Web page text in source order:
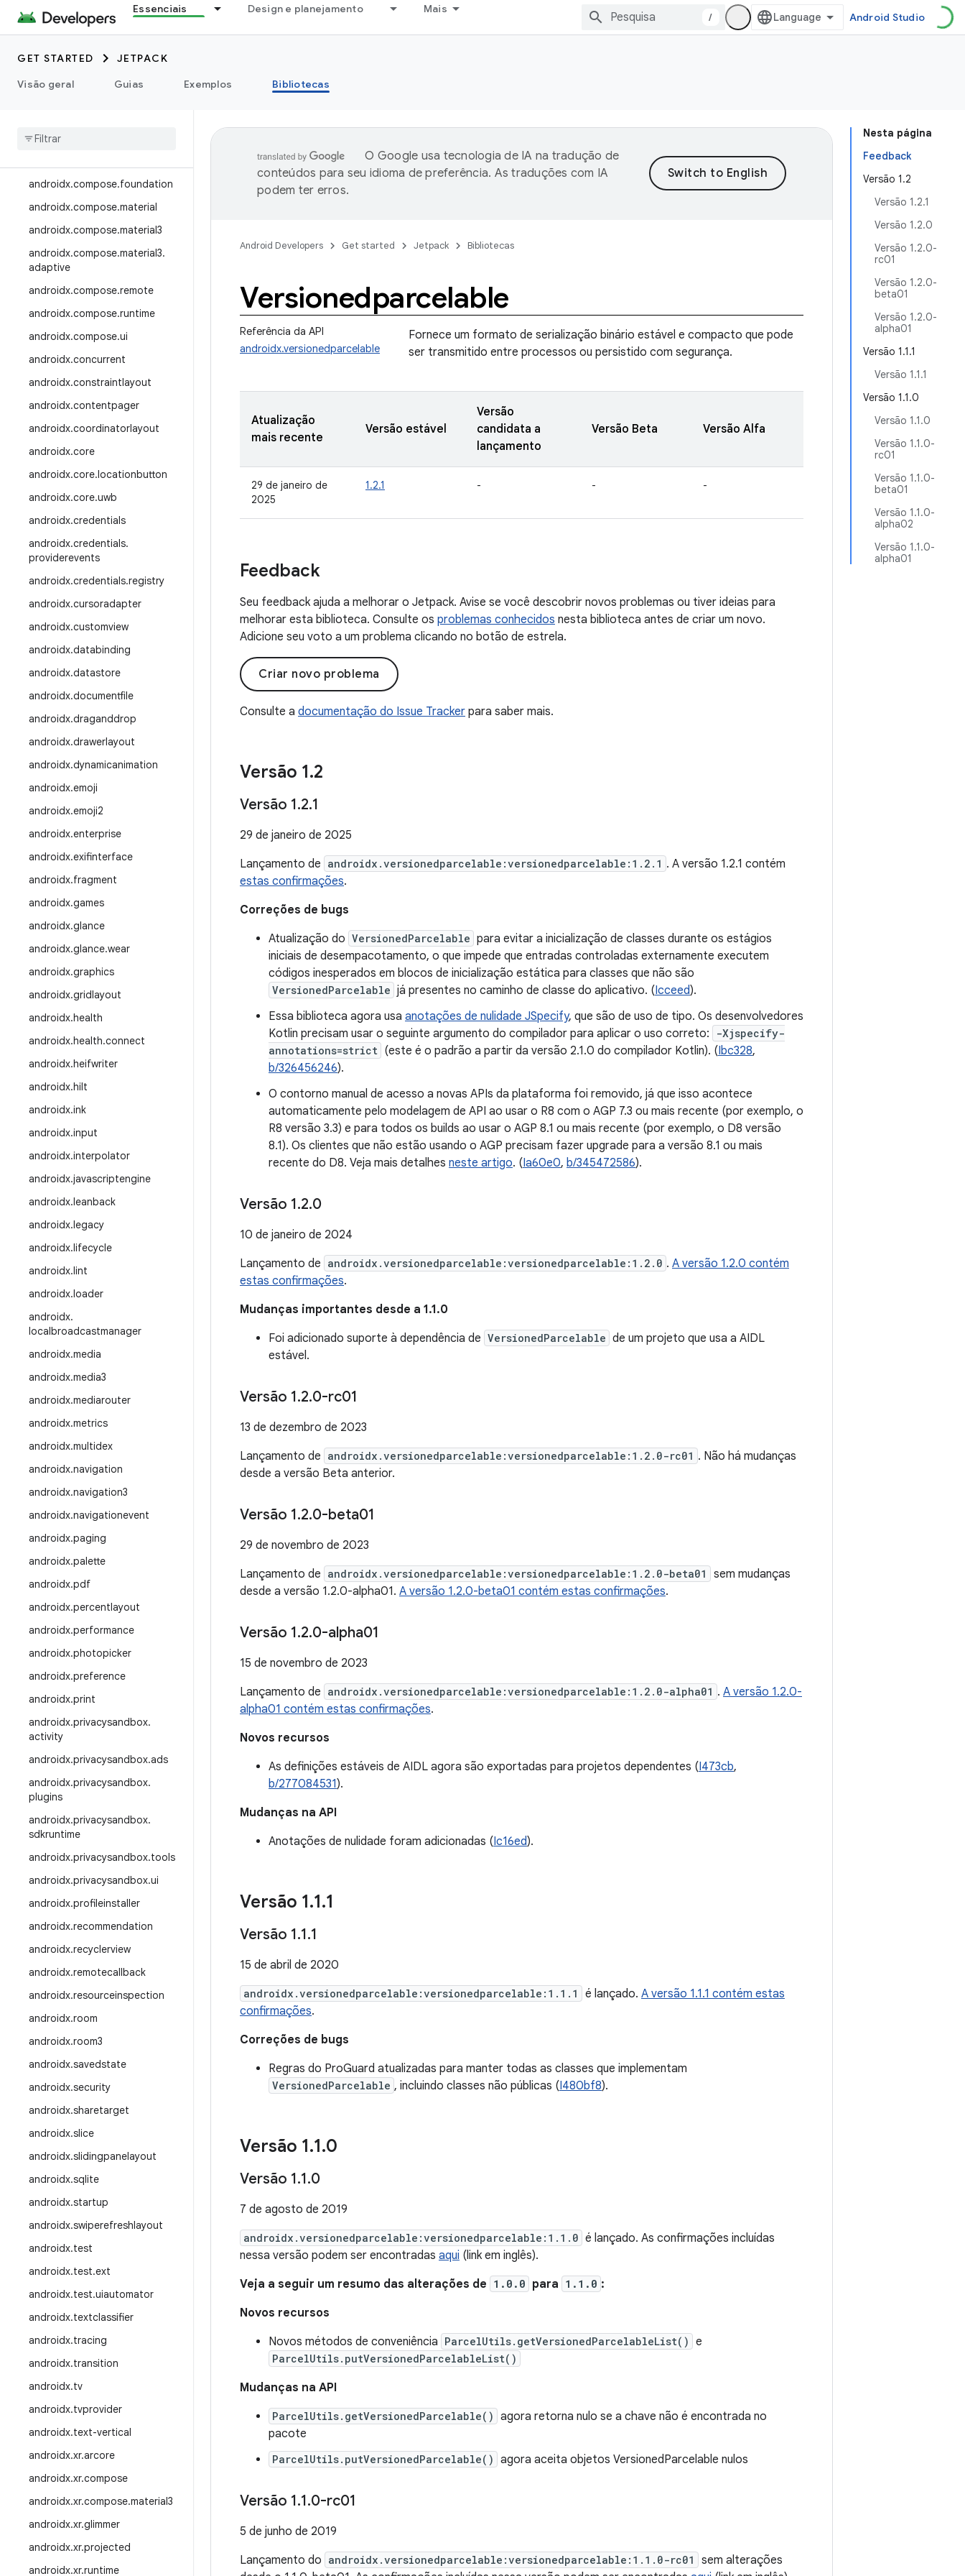
Essenciais Design e planejamento Mais
/ Android Studio
GET STARTED
JETPACK
Visão geral
Guias Exemplos Bibliotecas
androidx.car
androidx.collection
androidx
androidx.compose.foundation
androidx.compose.material
androidx.compose.material3
androidx.compose.material3.
adaptive
androidx.compose.remote
androidx.compose.runtime
androidx.compose.ui
androidx.concurrent
androidx.constraintlayout
androidx.contentpager
androidx.coordinatorlayout
androidx.core
androidx.core.locationbutton
androidx.core.uwb
androidx.credentials
androidx.credentials.
providerevents
androidx.credentials.registry
androidx.cursoradapter
androidx.customview
androidx.databinding
androidx.datastore
androidx.documentfile
androidx.draganddrop
androidx.drawerlayout
androidx.dynamicanimation
androidx.emoji
androidx.emoji2
androidx.enterprise
androidx.exifinterface
androidx.fragment
androidx.games
androidx.glance
androidx.glance.wear
androidx.graphics
androidx.gridlayout
androidx.health
androidx.health.connect
androidx.heifwriter
androidx.hilt
androidx.ink
androidx.input
androidx.interpolator
androidx.javascriptengine
androidx.leanback
androidx.legacy
androidx.lifecycle
androidx.lint
androidx.loader
androidx.
localbroadcastmanager
androidx.media
androidx.media3
androidx.mediarouter
androidx.metrics
androidx.multidex
androidx.navigation
androidx.navigation3
androidx.navigationevent
androidx.paging
androidx.palette
androidx.pdf
androidx.percentlayout
androidx.performance
androidx.photopicker
androidx.preference
androidx.print
androidx.privacysandbox.
activity
androidx.privacysandbox.ads
androidx.privacysandbox.
plugins
androidx.privacysandbox.
sdkruntime
androidx.privacysandbox.tools
androidx.privacysandbox.ui
androidx.profileinstaller
androidx.recommendation
androidx.recyclerview
androidx.remotecallback
androidx.resourceinspection
androidx.room
androidx.room3
androidx.savedstate
androidx.security
androidx.sharetarget
androidx.slice
androidx.slidingpanelayout
androidx.sqlite
androidx.startup
androidx.swiperefreshlayout
androidx.test
androidx.test.ext
androidx.test.uiautomator
androidx.textclassifier
androidx.tracing
androidx.transition
androidx.tv
androidx.tvprovider
androidx.text-vertical
androidx.xr.arcore
androidx.xr.compose
androidx.xr.compose.material3
androidx.xr.glimmer
androidx.xr.projected
androidx.xr.runtime
Nesta página
Feedback
Versão 1.2
Versão 1.2.1
Versão 1.2.0
Versão 1.2.0-
rc01
Versão 1.2.0-
beta01
Versão 1.2.0-
alpha01
Versão 1.1.1
Versão 1.1.1
Versão 1.1.0
Versão 1.1.0
Versão 1.1.0-
rc01
Versão 1.1.0-
beta01
Versão 1.1.0-
alpha02
Versão 1.1.0-
alpha01
O Google usa tecnologia de IA na tradução de
conteúdos para seu idioma de preferência. As traduções com IA
podem ter erros.
Android Developers Get started Jetpack Bibliotecas
Versionedparcelable
Referência da API
androidx.versionedparcelable
Fornece um formato de serialização binário estável e compacto que pode
ser transmitido entre processos ou persistido com segurança.
Atualização
mais recente
Versão estável
Versão
candidata a
lançamento
Versão Beta Versão Alfa
29 de janeiro de
2025
1.2.1 - - -
Feedback
Seu feedback ajuda a melhorar o Jetpack. Avise se você descobrir novos problemas ou tiver ideias para
melhorar esta biblioteca. Consulte os problemas conhecidos nesta biblioteca antes de criar um novo.
Adicione seu voto a um problema clicando no botão de estrela.
Criar novo problema
Consulte a documentação do Issue Tracker para saber mais.
Versão 1.2
Versão 1.2.1
29 de janeiro de 2025
Lançamento de androidx.versionedparcelable:versionedparcelable:1.2.1 . A versão 1.2.1 contém
estas confirmações.
Correções de bugs
Atualização do VersionedParcelable para evitar a inicialização de classes durante os estágios
iniciais de desempacotamento, o que impede que entradas controladas externamente executem
códigos inesperados em blocos de inicialização estática para classes que não são
VersionedParcelable já presentes no caminho de classe do aplicativo. (Icceed).
Essa biblioteca agora usa anotações de nulidade JSpecify, que são de uso de tipo. Os desenvolvedores
Kotlin precisam usar o seguinte argumento do compilador para aplicar o uso correto:
-Xjspecify-
annotations=strict (este é o padrão a partir da versão 2.1.0 do compilador Kotlin). (Ibc328,
b/326456246).
O contorno manual de acesso a novas APIs da plataforma foi removido, já que isso acontece
automaticamente pelo modelagem de API ao usar o R8 com o AGP 7.3 ou mais recente (por exemplo, o
R8 versão 3.3) e para todos os builds ao usar o AGP 8.1 ou mais recente (por exemplo, o D8 versão
8.1). Os clientes que não estão usando o AGP precisam fazer upgrade para a versão 8.1 ou mais
recente do D8. Veja mais detalhes neste artigo. (Ia60e0, b/345472586).
Versão 1.2.0
10 de janeiro de 2024
Lançamento de androidx.versionedparcelable:versionedparcelable:1.2.0 . A versão 1.2.0 contém
estas confirmações.
Mudanças importantes desde a 1.1.0
Foi adicionado suporte à dependência de VersionedParcelable de um projeto que usa a AIDL
estável.
Versão 1.2.0-rc01
13 de dezembro de 2023
Lançamento de androidx.versionedparcelable:versionedparcelable:1.2.0-rc01 . Não há mudanças
desde a versão Beta anterior.
Versão 1.2.0-beta01
29 de novembro de 2023
Lançamento de androidx.versionedparcelable:versionedparcelable:1.2.0-beta01
sem mudanças
desde a versão 1.2.0-alpha01. A versão 1.2.0-beta01 contém estas confirmações.
Versão 1.2.0-alpha01
15 de novembro de 2023
Lançamento de androidx.versionedparcelable:versionedparcelable:1.2.0-alpha01 . A versão 1.2.0-
alpha01 contém estas confirmações.
Novos recursos
As definições estáveis de AIDL agora são exportadas para projetos dependentes (I473cb,
b/277084531).
Mudanças na API
Anotações de nulidade foram adicionadas (Ic16ed).
Versão 1.1.1
Versão 1.1.1
15 de abril de 2020
androidx.versionedparcelable:versionedparcelable:1.1.1 é lançado. A versão 1.1.1 contém estas
confirmações.
Correções de bugs
Regras do ProGuard atualizadas para manter todas as classes que implementam
VersionedParcelable , incluindo classes não públicas (I480bf8).
Versão 1.1.0
Versão 1.1.0
7 de agosto de 2019
androidx.versionedparcelable:versionedparcelable:1.1.0 é lançado. As confirmações incluídas
nessa versão podem ser encontradas aqui (link em inglês).
Veja a seguir um resumo das alterações de 1.0.0 para 1.1.0 :
Novos recursos
Novos métodos de conveniência ParcelUtils.getVersionedParcelableList() e
ParcelUtils.putVersionedParcelableList()
Mudanças na API
ParcelUtils.getVersionedParcelable() agora retorna nulo se a chave não é encontrada no
pacote
ParcelUtils.putVersionedParcelable() agora aceita objetos VersionedParcelable nulos
Versão 1.1.0-rc01
5 de junho de 2019
Lançamento do androidx.versionedparcelable:versionedparcelable:1.1.0-rc01
sem alterações